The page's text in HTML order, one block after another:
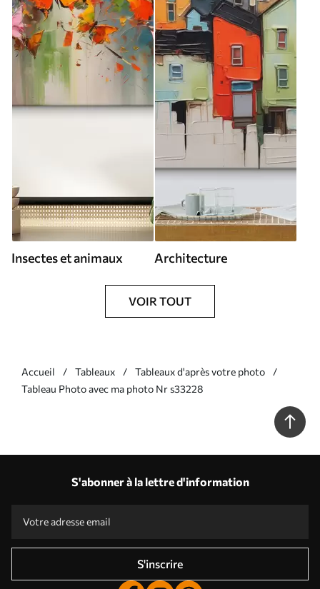
Insectes et animaux Architecture
VOIR TOUT
Accueil Tableaux
Tableaux d'après votre photo
Tableau Photo avec ma photo Nr s33228
S'abonner à la lettre d'information
S'inscrire